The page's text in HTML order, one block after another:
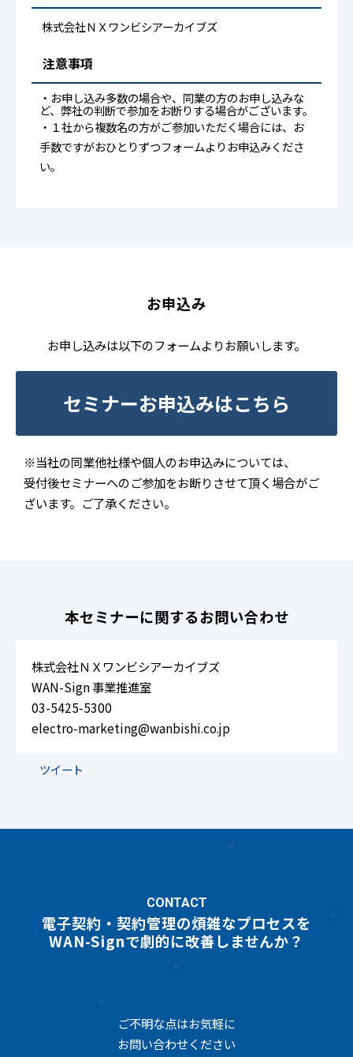
株式会社ＮＸワンビシアーカイブズ
注意事項
・お申し込み多数の場合や、同業の方のお申し込みな
ど、弊社の判断で参加をお断りする場合がございます。
・１社から複数名の方がご参加いただく場合には、お
手数ですがおひとりずつフォームよりお申込みくださ
い。
お申込み
お申し込みは以下のフォームよりお願いします。
セミナーお申込みはこちら
※当社の同業他社様や個人のお申込みについては、
受付後セミナーへのご参加をお断りさせて頂く場合がご
ざいます。ご了承ください。
本セミナーに関するお問い合わせ
株式会社ＮＸワンビシアーカイブズ
WAN-Sign 事業推進室
03-5425-5300
electro-marketing@wanbishi.co.jp
ツイート
CONTACT
電子契約・契約管理の煩雑なプロセスを
WAN-Signで劇的に改善しませんか？
ご不明な点はお気軽に
お問い合わせください